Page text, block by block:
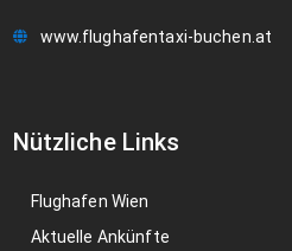
www.flughafentaxi-buchen.at
Nützliche Links
Flughafen Wien
Aktuelle Ankünfte